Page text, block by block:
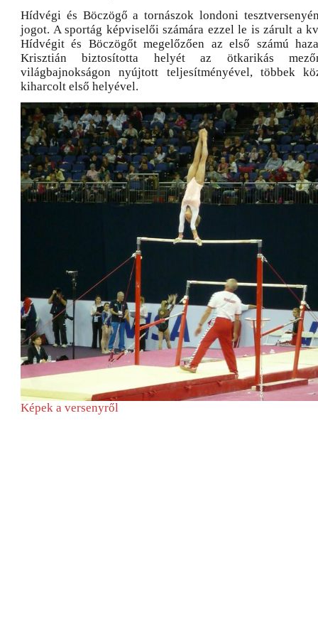
Hídvégi és Böczögő a tornászok londoni
jogot. A sportág képviselői számára ezzel le is zárult a
Hídvégit és Böczögőt megelőzően az első számú
Krisztián biztosította helyét az ötkarikás
világbajnokságon nyújtott teljesítményével, többek
kiharcolt első helyével.
Képek a versenyről